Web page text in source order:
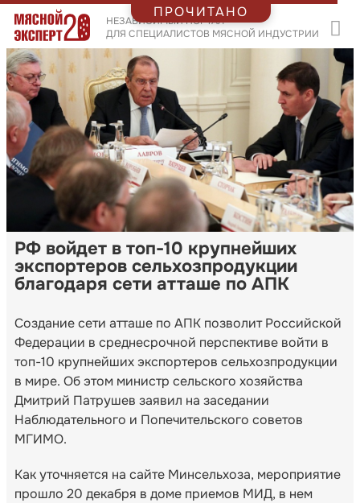
НЕЗАВИСИМЫЙ ПОРТАЛ
ДЛЯ СПЕЦИАЛИСТОВ МЯСНОЙ ИНДУСТРИИ
РФ войдет в топ-10 крупнейших
экспортеров сельхозпродукции
благодаря сети атташе по АПК
Создание сети атташе по АПК позволит Российской
Федерации в среднесрочной перспективе войти в
топ-10 крупнейших экспортеров сельхозпродукции
в мире. Об этом министр сельского хозяйства
Дмитрий Патрушев заявил на заседании
Наблюдательного и Попечительского советов
МГИМО.
Как уточняется на сайте Минсельхоза, мероприятие
прошло 20 декабря в доме приемов МИД, в нем
ПРОЧИТАНО